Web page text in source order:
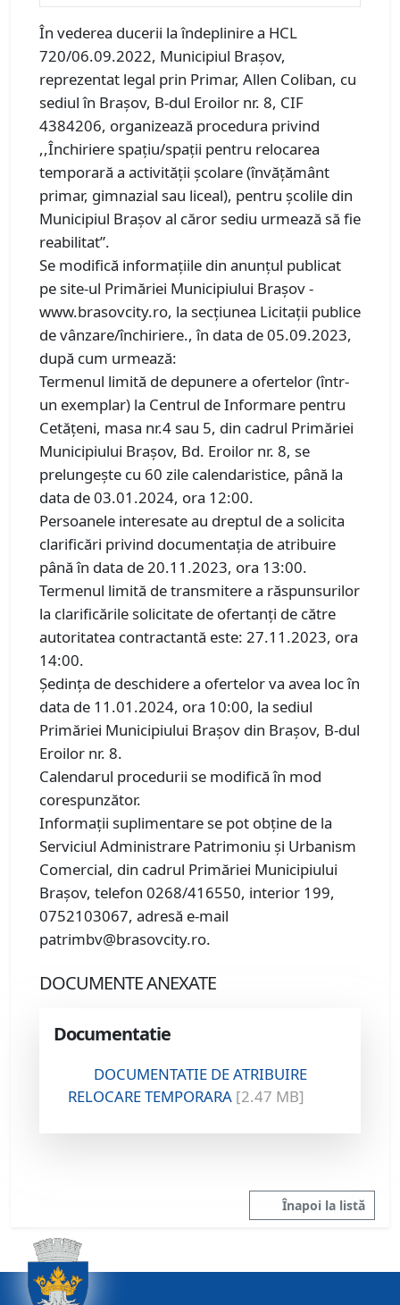
În vederea ducerii la îndeplinire a HCL
720/06.09.2022, Municipiul Braşov,
reprezentat legal prin Primar, Allen Coliban, cu
sediul în Braşov, B-dul Eroilor nr. 8, CIF
4384206, organizează procedura privind
,,Închiriere spațiu/spații pentru relocarea
temporară a activității școlare (învățământ
primar, gimnazial sau liceal), pentru școlile din
Municipiul Brașov al căror sediu urmează să fie
reabilitat”.
Se modifică informațiile din anunțul publicat
pe site-ul Primăriei Municipiului Brașov -
www.brasovcity.ro, la secțiunea Licitații publice
de vânzare/închiriere., în data de 05.09.2023,
după cum urmează:
Termenul limită de depunere a ofertelor (într-
un exemplar) la Centrul de Informare pentru
Cetăţeni, masa nr.4 sau 5, din cadrul Primăriei
Municipiului Braşov, Bd. Eroilor nr. 8, se
prelungește cu 60 zile calendaristice, până la
data de 03.01.2024, ora 12:00.
Persoanele interesate au dreptul de a solicita
clarificări privind documentaţia de atribuire
până în data de 20.11.2023, ora 13:00.
Termenul limită de transmitere a răspunsurilor
la clarificările solicitate de ofertanți de către
autoritatea contractantă este: 27.11.2023, ora
14:00.
Ședința de deschidere a ofertelor va avea loc în
data de 11.01.2024, ora 10:00, la sediul
Primăriei Municipiului Brașov din Brașov, B-dul
Eroilor nr. 8.
Calendarul procedurii se modifică în mod
corespunzător.
Informaţii suplimentare se pot obţine de la
Serviciul Administrare Patrimoniu şi Urbanism
Comercial, din cadrul Primăriei Municipiului
Braşov, telefon 0268/416550, interior 199,
0752103067, adresă e-mail
patrimbv@brasovcity.ro.
DOCUMENTE ANEXATE
Documentatie
DOCUMENTATIE DE ATRIBUIRE
RELOCARE TEMPORARA [2.47 MB]
Înapoi la listă